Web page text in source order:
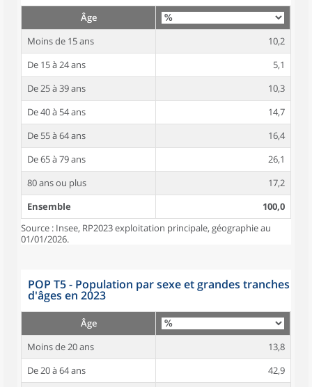
Âge
Moins de 15 ans
10,2
De 15 à 24 ans
5,1
De 25 à 39 ans
10,3
De 40 à 54 ans
14,7
De 55 à 64 ans
16,4
De 65 à 79 ans
26,1
80 ans ou plus
17,2
Ensemble
100,0
Source : Insee, RP2023 exploitation principale, géographie au
01/01/2026.
POP T5 - Population par sexe et grandes tranches
d'âges en 2023
Âge
Moins de 20 ans
13,8
De 20 à 64 ans
42,9